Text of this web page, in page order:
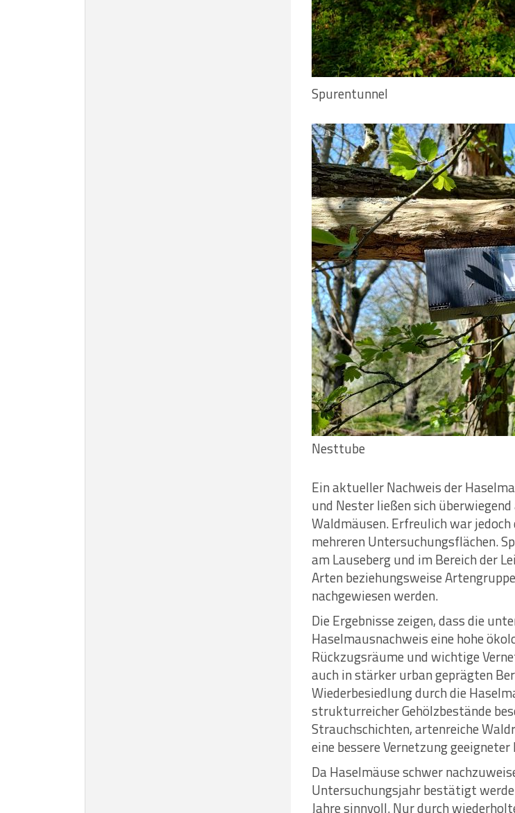
Spurentunnel
Nesttube
Ein aktueller Nachweis der
und Nester ließen sich
Waldmäusen. Erfreulich war
mehreren Untersuchungsflächen.
am Lauseberg und im Bereich der
Arten beziehungsweise
nachgewiesen werden.
Die Ergebnisse zeigen, dass die
Haselmausnachweis eine hohe
Rückzugsräume und wichtige
auch in stärker urban geprägten
Wiederbesiedlung durch die
strukturreicher Gehölzbestände
Strauchschichten, artenreiche
eine bessere Vernetzung geeigneter
Da Haselmäuse schwer
Untersuchungsjahr bestätigt
Jahre sinnvoll. Nur durch